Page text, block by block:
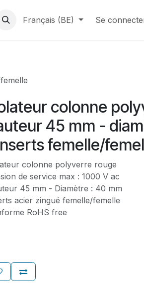
de BINAME Contactez-nous
Français (BE) Se
colonne
45 mm -
femelle/
colonne polyverre rouge
de service max : 1000 V ac
45 mm - Diamètre : 40 mm
acier zingué femelle/femelle
RoHS free